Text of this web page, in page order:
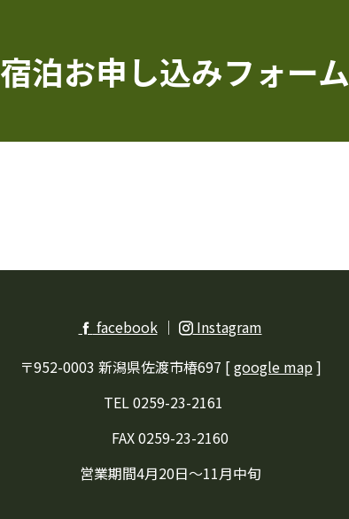
宿泊お申し込みフォーム
facebook｜
Instagram
〒952-0003 新潟県佐渡市椿697 [google map]
TEL 0259-23-2161
FAX 0259-23-2160
営業期間4月20日～11月中旬